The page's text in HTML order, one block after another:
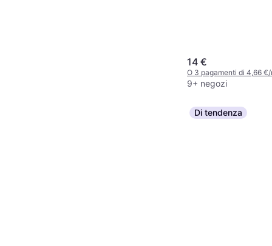
14 €
O 3 pagamenti di 4,66
9+ negozi
Di tendenza